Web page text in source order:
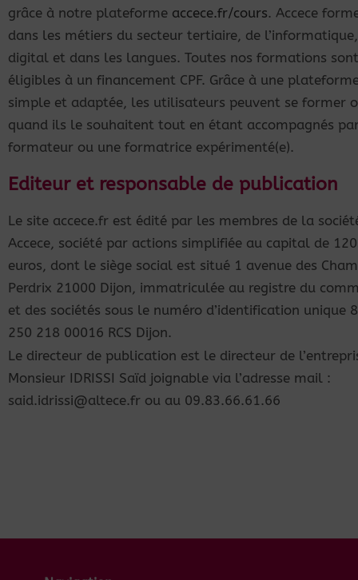
grâce à notre plateforme accece.fr/cours. Accece
dans les métiers du secteur tertiaire, de
digital et dans les langues. Toutes nos formations sont
éligibles à un financement CPF. Grâce à une
simple et adaptée, les utilisateurs peuvent se former
quand ils le souhaitent tout en étant accompagnés
formateur ou une formatrice expérimenté(e).
Editeur et responsable de publication
Le site accece.fr est édité par les membres de la
Accece, société par actions simplifiée au capital de
euros, dont le siège social est situé 1 avenue des
Perdrix 21000 Dijon, immatriculée au registre du
et des sociétés sous le numéro d’identification unique
250 218 00016 RCS Dijon.
Le directeur de publication est le directeur de
Monsieur IDRISSI Saïd joignable via l’adresse mail :
said.idrissi@altece.fr ou au 09.83.66.61.66